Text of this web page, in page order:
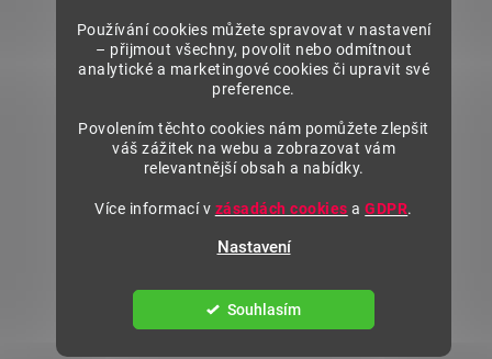
Používání cookies můžete spravovat v nastavení
– přijmout všechny, povolit nebo odmítnout
analytické a marketingové cookies či upravit své
preference.
Povolením těchto cookies nám pomůžete zlepšit
váš zážitek na webu a zobrazovat vám
relevantnější obsah a nabídky.
Více informací v zásadách cookies aGDPR.
Nastavení
Souhlasím